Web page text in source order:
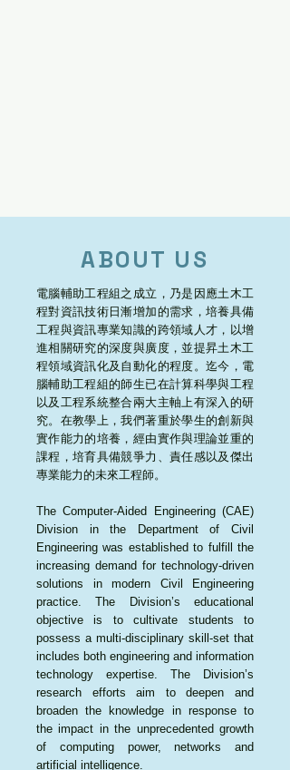
ABOUT US
電腦輔助工程組之成立，乃是因應土木工
程對資訊技術日漸增加的需求，培養具備
工程與資訊專業知識的跨領域人才，以增
進相關研究的深度與廣度，並提昇土木工
程領域資訊化及自動化的程度。迄今，電
腦輔助工程組的師生已在計算科學與工程
以及工程系統整合兩大主軸上有深入的研
究。在教學上，我們著重於學生的創新與
實作能力的培養，經由實作與理論並重的
課程，培育具備競爭力、責任感以及傑出
專業能力的未來工程師。
The Computer-Aided Engineering (CAE)
Division in the Department of Civil
Engineering was established to fulfill the
increasing demand for technology-driven
solutions in modern Civil Engineering
practice. The Division’s educational
objective is to cultivate students to
possess a multi-disciplinary skill-set that
includes both engineering and information
technology expertise. The Division’s
research efforts aim to deepen and
broaden the knowledge in response to
the impact in the unprecedented growth
of computing power, networks and
artificial intelligence.